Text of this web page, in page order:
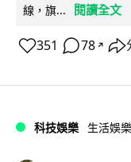
線，旗...
閱讀全文
351 78 ↗
科技娛樂 生活娛樂